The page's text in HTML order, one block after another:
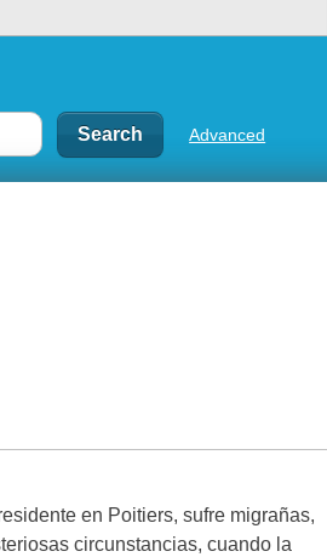
Advanced
en Poitiers, sufre migrañas,
circunstancias, cuando la